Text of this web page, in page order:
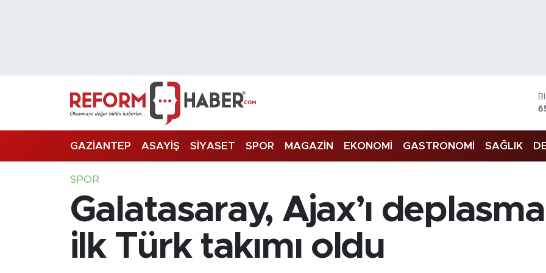
GAZİANTEP ASAYİŞ SİYASET SPOR MAGAZİN EKONOMİ GASTRONOMİ SAĞLIK
SPOR
Galatasaray, Ajax’ı
ilk Türk takımı oldu
Trafik Durumu
Süper Lig Puan Durumu ve Fikstür
Son Dakika Haberleri
Haber Arşivi